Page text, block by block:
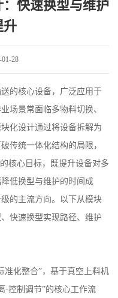
快速换型与维护
升
28
的核心设备，广泛应用于
场景常面临多物料切换、
化设计通过将设备拆解为
传统一体化结构的局限，
核心目标，既提升设备对多
低换型与维护的时间成
的主流方向。以下从模块
快速换型实现路径、维护
准化整合”，基于真空上料机
-控制调节”的核心工作流